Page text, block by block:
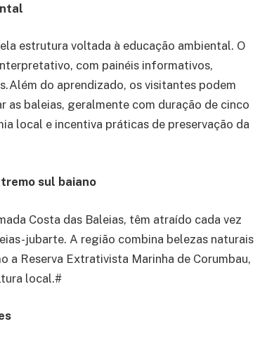
estrutura voltada à educação ambiental. O
com painéis informativos,
do aprendizado, os visitantes podem
as baleias, geralmente com duração de cinco
local e incentiva práticas de preservação da
sul baiano
Costa das Baleias, têm atraído cada vez
jubarte. A região combina belezas naturais
a Reserva Extrativista Marinha de Corumbau,
local.#